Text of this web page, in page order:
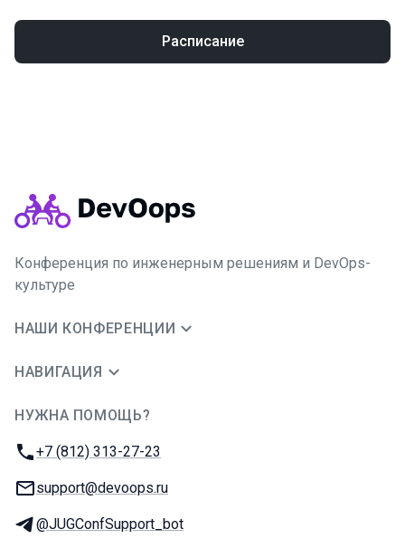
Расписание
Конференция по инженерным решениям и DevOps-
культуре
НАШИ КОНФЕРЕНЦИИ
НАВИГАЦИЯ
НУЖНА ПОМОЩЬ?
Телефон:
+7 (812) 313-27-23
E-mail:
support@devoops.ru
Телеграм:
@JUGConfSupport_bot